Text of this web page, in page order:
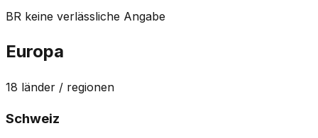
BR keine verlässliche Angabe
Europa
18 länder / regionen
Schweiz